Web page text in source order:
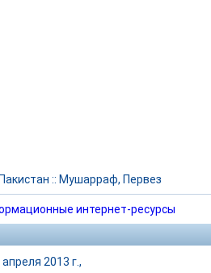
Пакистан :: Мушарраф, Первез
интернет-ресурсы
апреля 2013 г.,